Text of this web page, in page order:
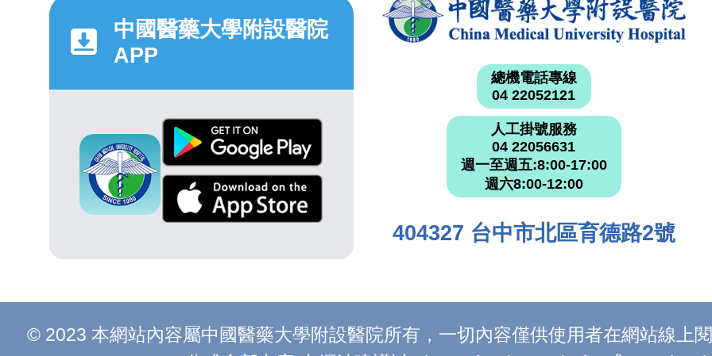
中國醫藥大學附設醫院
APP
總機電話專線
04 22052121
人工掛號服務
04 22056631
週一至週五:8:00-17:00
週六8:00-12:00
404327 台中市北區育德路2號
© 2023 本網站內容屬中國醫藥大學附設醫院所有，一切內容僅供使用者在網站線上